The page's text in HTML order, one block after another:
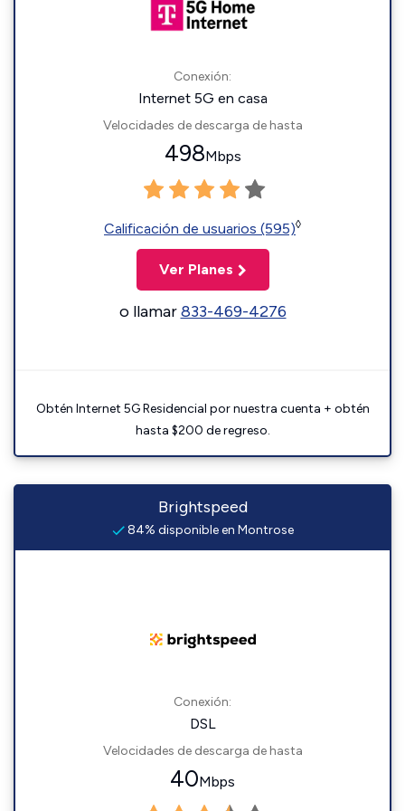
Conexión:
Internet 5G en casa
Velocidades de descarga de hasta
498Mbps
Calificación de usuarios (595)◊
Ver Planes
o llamar833-469-4276
Obtén Internet 5G Residencial por nuestra cuenta + obtén
hasta $200 de regreso.
Brightspeed
84% disponible en Montrose
Conexión:
DSL
Velocidades de descarga de hasta
40Mbps